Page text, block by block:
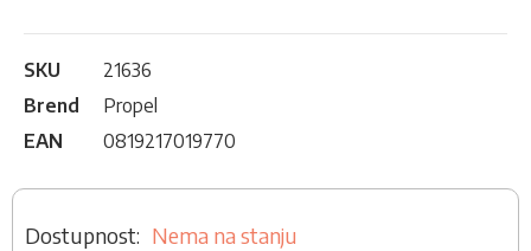
SKU
21636
Brend
Propel
EAN
0819217019770
Nema na stanju